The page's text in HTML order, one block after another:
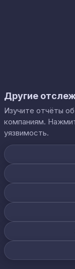
Другие
Изучите отчёты
компаниям.
уязвимость.